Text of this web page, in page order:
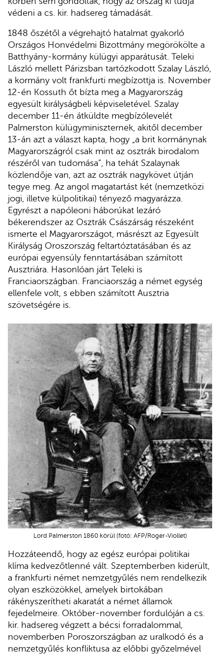
védeni a cs. kir. hadsereg támadását.
1848 őszétől a végrehajtó hatalmat gyakorló
Országos Honvédelmi Bizottmány megörökölte a
Batthyány-kormány külügyi apparátusát. Teleki
László mellett Párizsban tartózkodott Szalay László,
a kormány volt frankfurti megbízottja is. November
12-én Kossuth őt bízta meg a Magyarország
egyesült királyságbeli képviseletével. Szalay
december 11-én átküldte megbízólevelét
Palmerston külügyminiszternek, akitől december
13-án azt a választ kapta, hogy „a brit kormánynak
Magyarországról csak mint az osztrák birodalom
részéről van tudomása”, ha tehát Szalaynak
közlendője van, azt az osztrák nagykövet útján
tegye meg. Az angol magatartást két (nemzetközi
jogi, illetve külpolitikai) tényező magyarázza.
Egyrészt a napóleoni háborúkat lezáró
békerendszer az Osztrák Császárság részeként
ismerte el Magyarországot, másrészt az Egyesült
Királyság Oroszország feltartóztatásában és az
európai egyensúly fenntartásában számított
Ausztriára. Hasonlóan járt Teleki is
Franciaországban. Franciaország a német egység
ellenfele volt, s ebben számított Ausztria
szövetségére is.
Lord Palmerston 1860 körül (fotó: AFP/Roger-Viollet)
Hozzáteendő, hogy az egész európai politikai
klíma kedvezőtlenné vált. Szeptemberben kiderült,
a frankfurti német nemzetgyűlés nem rendelkezik
olyan eszközökkel, amelyek birtokában
rákényszerítheti akaratát a német államok
fejedelmeire. Október-november fordulóján a cs.
kir. hadsereg végzett a bécsi forradalommal,
novemberben Poroszországban az uralkodó és a
nemzetgyűlés konfliktusa az előbbi győzelmével